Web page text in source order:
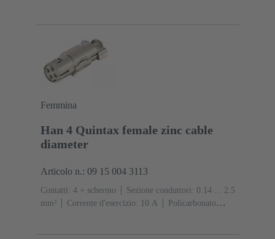
Femmina
Han 4 Quintax female zinc cable
diameter
Articolo n.: 09 15 004 3113
Contatti: 4 + schermo
Sezione conduttori: 0.14 ... 2.5
mm²
Corrente d'esercizio: ‌10 A
Policarbonato